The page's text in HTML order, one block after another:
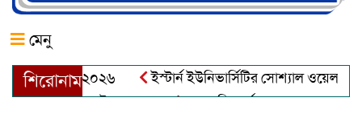
মেনু
শিরোনাম
অ্যাওয়ার্ড–২০২৬
ইস্টার্ন ইউনিভার্সিটির সোশ্যাল ওয়েলফেয়ার
খালেক এর ইন্তেকাল
আত্মশুদ্ধি অর্জন ও অশুভকে বর্জন করে